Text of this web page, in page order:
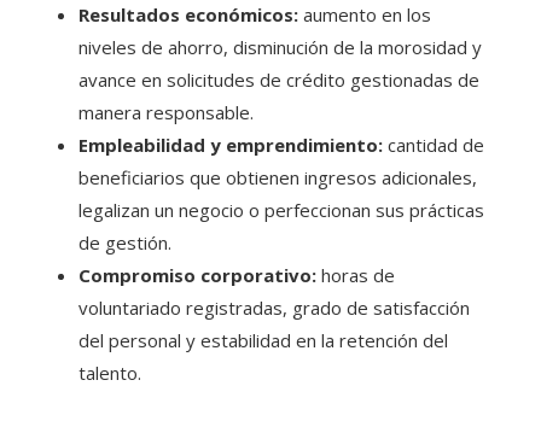
Resultados económicos: aumento en los
niveles de ahorro, disminución de la morosidad y
avance en solicitudes de crédito gestionadas de
manera responsable.
Empleabilidad y emprendimiento: cantidad de
beneficiarios que obtienen ingresos adicionales,
legalizan un negocio o perfeccionan sus prácticas
de gestión.
Compromiso corporativo: horas de
voluntariado registradas, grado de satisfacción
del personal y estabilidad en la retención del
talento.